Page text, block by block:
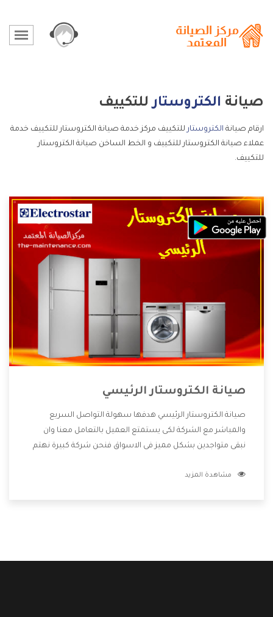
صيانة الكتروستارللتكييف
ارقام صيانة الكتروستار للتكييف مركز خدمة صيانة الكتروستار للتكييف خدمة
عملاء صيانة الكتروستار للتكييف و الخط الساخن صيانة الكتروستار
للتكييف.
صيانة الكتروستار الرئيسي
صيانة الكتروستار الرئيسي هدفها سهولة التواصل السريع
والمباشر مع الشركة لكى يستمتع العميل بالتعامل معنا وان
نبقى متواجدين بشكل مميز فى الاسواق فنحن شركة كبيرة نهتم
الشركة بها والتى تكون منها خدمة الصيانة التى تكون من أهم
مشاهدة المزيد